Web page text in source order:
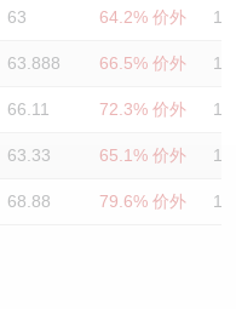
63 64.2% 价外
63.888 66.5% 价外
66.11 72.3% 价外
63.33 65.1% 价外
68.88 79.6% 价外